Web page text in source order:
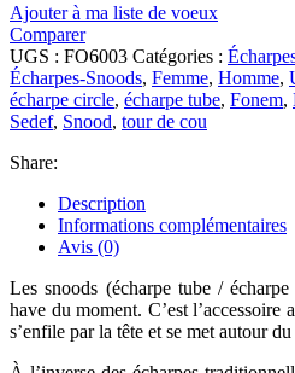
Ajouter à ma liste de voeux
Comparer
UGS : FO6003 Catégories :
Écharpes-Snoods, Femme, Homme,
écharpe circle, écharpe tube, Fonem,
Sedef, Snood, tour de cou
Share:
Description
Informations complémentaires
Avis (0)
Les snoods (écharpe tube /
have du moment. C’est l’accessoire
s’enfile par la tête et se met autour